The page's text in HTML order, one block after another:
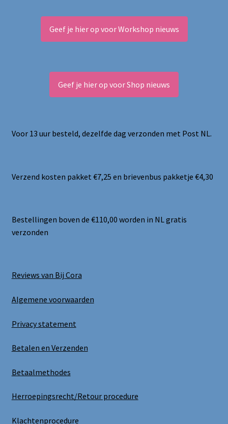
Geef je hier op voor Workshop nieuws
Geef je hier op voor Shop nieuws
Voor 13 uur besteld, dezelfde dag verzonden met Post NL.
Verzend kosten pakket €7,25 en brievenbus pakketje €4,30
Bestellingen boven de €110,00 worden in NL gratis
verzonden
Reviews van Bij Cora
Algemene voorwaarden
Privacy statement
Betalen en Verzenden
Betaalmethodes
Herroepingsrecht/Retour procedure
Klachtenprocedure